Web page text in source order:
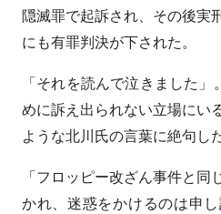
隠滅罪で起訴され、その後実
にも有罪判決が下された。
「それを読んで泣きました
めに訴え出られない立場にい
ような北川氏の言葉に絶句した
「フロッピー改ざん事件と
かれ、迷惑をかけるのは申